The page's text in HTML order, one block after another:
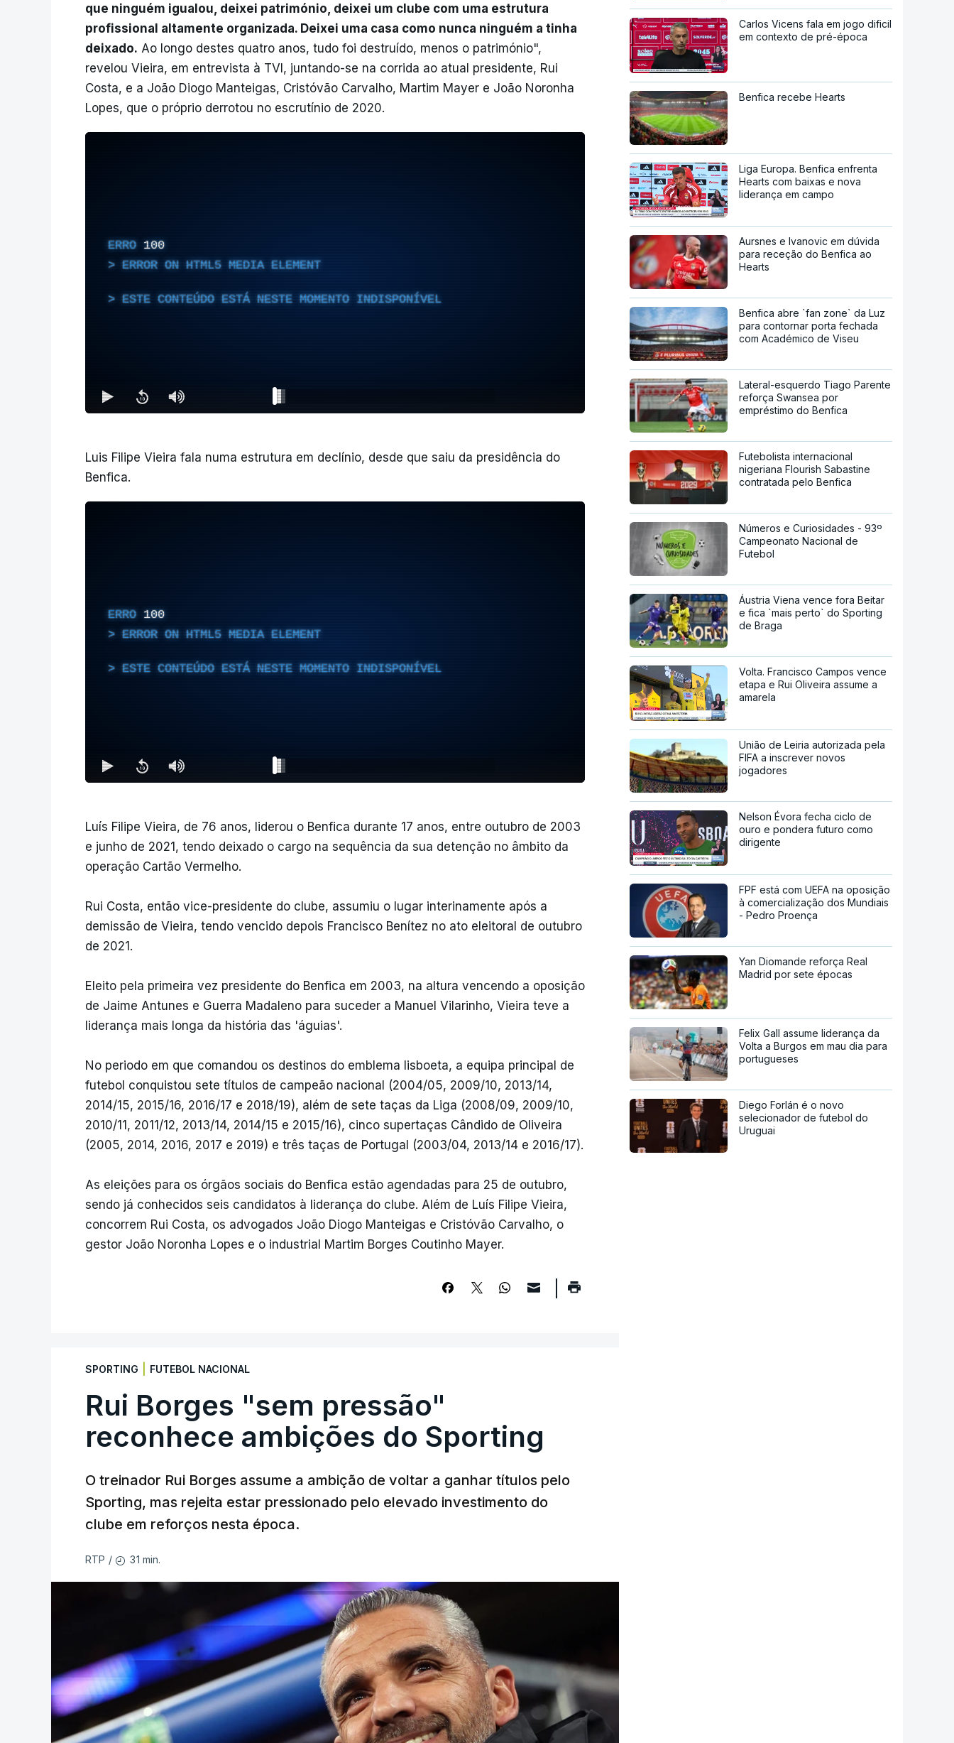
que ninguém igualou, deixei património, deixei um clube com uma estrutura
profissional altamente organizada. Deixei uma casa como nunca ninguém a tinha
deixado. Ao longo destes quatro anos, tudo foi destruído, menos o património",
revelou Vieira, em entrevista à TVI, juntando-se na corrida ao atual presidente, Rui
Costa, e a João Diogo Manteigas, Cristóvão Carvalho, Martim Mayer e João Noronha
Lopes, que o próprio derrotou no escrutínio de 2020.
ERRO 100
ERROR ON HTML5 MEDIA ELEMENT
ESTE CONTEÚDO ESTÁ NESTE MOMENTO INDISPONÍVEL
Luis Filipe Vieira fala numa estrutura em declínio, desde que saiu da presidência do
Benfica.
ERRO 100
ERROR ON HTML5 MEDIA ELEMENT
ESTE CONTEÚDO ESTÁ NESTE MOMENTO INDISPONÍVEL
Luís Filipe Vieira, de 76 anos, liderou o Benfica durante 17 anos, entre outubro de 2003
e junho de 2021, tendo deixado o cargo na sequência da sua detenção no âmbito da
operação Cartão Vermelho.
Rui Costa, então vice-presidente do clube, assumiu o lugar interinamente após a
demissão de Vieira, tendo vencido depois Francisco Benítez no ato eleitoral de outubro
de 2021.
Eleito pela primeira vez presidente do Benfica em 2003, na altura vencendo a oposição
de Jaime Antunes e Guerra Madaleno para suceder a Manuel Vilarinho, Vieira teve a
liderança mais longa da história das 'águias'.
No periodo em que comandou os destinos do emblema lisboeta, a equipa principal de
futebol conquistou sete títulos de campeão nacional (2004/05, 2009/10, 2013/14,
2014/15, 2015/16, 2016/17 e 2018/19), além de sete taças da Liga (2008/09, 2009/10,
2010/11, 2011/12, 2013/14, 2014/15 e 2015/16), cinco supertaças Cândido de Oliveira
(2005, 2014, 2016, 2017 e 2019) e três taças de Portugal (2003/04, 2013/14 e 2016/17).
As eleições para os órgãos sociais do Benfica estão agendadas para 25 de outubro,
sendo já conhecidos seis candidatos à liderança do clube. Além de Luís Filipe Vieira,
concorrem Rui Costa, os advogados João Diogo Manteigas e Cristóvão Carvalho, o
gestor João Noronha Lopes e o industrial Martim Borges Coutinho Mayer.
SPORTING FUTEBOL NACIONAL
Rui Borges "sem pressão"
reconhece ambições do Sporting
O treinador Rui Borges assume a ambição de voltar a ganhar títulos pelo
Sporting, mas rejeita estar pressionado pelo elevado investimento do
clube em reforços nesta época.
RTP / 31 min.
Carlos Vicens fala em jogo dificil
em contexto de pré-época
Benfica recebe Hearts
Liga Europa. Benfica enfrenta
Hearts com baixas e nova
liderança em campo
Aursnes e Ivanovic em dúvida
para receção do Benfica ao
Hearts
Benfica abre `fan zone` da Luz
para contornar porta fechada
com Académico de Viseu
Lateral-esquerdo Tiago Parente
reforça Swansea por
empréstimo do Benfica
Futebolista internacional
nigeriana Flourish Sabastine
contratada pelo Benfica
Números e Curiosidades - 93º
Campeonato Nacional de
Futebol
Áustria Viena vence fora Beitar
e fica `mais perto` do Sporting
de Braga
Volta. Francisco Campos vence
etapa e Rui Oliveira assume a
amarela
União de Leiria autorizada pela
FIFA a inscrever novos
jogadores
Nelson Évora fecha ciclo de
ouro e pondera futuro como
dirigente
FPF está com UEFA na oposição
à comercialização dos Mundiais
- Pedro Proença
Yan Diomande reforça Real
Madrid por sete épocas
Felix Gall assume liderança da
Volta a Burgos em mau dia para
portugueses
Diego Forlán é o novo
selecionador de futebol do
Uruguai